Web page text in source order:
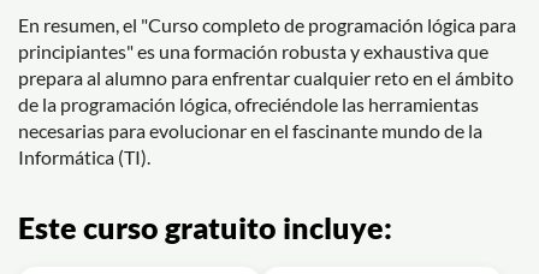
En resumen, el "Curso completo de programación lógica para
principiantes" es una formación robusta y exhaustiva que
prepara al alumno para enfrentar cualquier reto en el ámbito
de la programación lógica, ofreciéndole las herramientas
necesarias para evolucionar en el fascinante mundo de la
Informática (TI).
Este curso gratuito incluye: